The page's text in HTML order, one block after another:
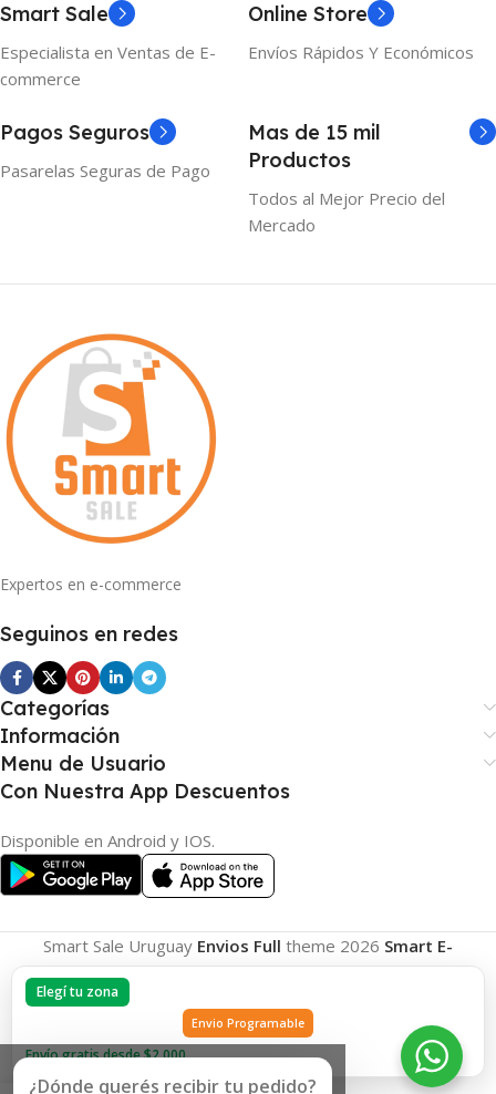
Elegí tu zona
Envio Programable
Envío gratis desde $2.000
Smart Sale
Especialista en Ventas de E-
commerce
Online Store
Envíos Rápidos Y Económicos
Pagos Seguros
Pasarelas Seguras de Pago
Mas de 15 mil
Productos
Todos al Mejor Precio del
Mercado
Expertos en e-commerce
Seguinos en redes
Categorías
Información
Menu de Usuario
Con Nuestra App Descuentos
Disponible en Android y IOS.
Smart Sale Uruguay Envios Full theme 2026 Smart E-
Commerce.
¿Dónde querés recibir tu pedido?